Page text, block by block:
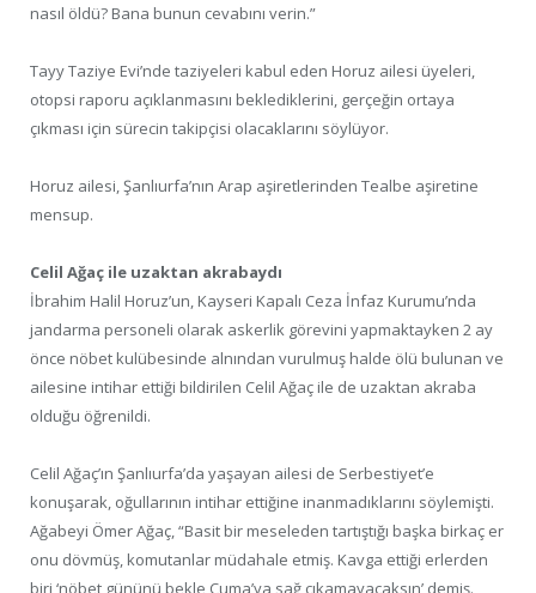
nasıl öldü? Bana bunun cevabını verin.”
Tayy Taziye Evi’nde taziyeleri kabul eden Horuz ailesi üyeleri,
otopsi raporu açıklanmasını beklediklerini, gerçeğin ortaya
çıkması için sürecin takipçisi olacaklarını söylüyor.
Horuz ailesi, Şanlıurfa’nın Arap aşiretlerinden Tealbe aşiretine
mensup.
Celil Ağaç ile uzaktan akrabaydı
İbrahim Halil Horuz’un, Kayseri Kapalı Ceza İnfaz Kurumu’nda
jandarma personeli olarak askerlik görevini yapmaktayken 2 ay
önce nöbet kulübesinde alnından vurulmuş halde ölü bulunan ve
ailesine intihar ettiği bildirilen Celil Ağaç ile de uzaktan akraba
olduğu öğrenildi.
Celil Ağaç’ın Şanlıurfa’da yaşayan ailesi de Serbestiyet’e
konuşarak, oğullarının intihar ettiğine inanmadıklarını söylemişti.
Ağabeyi Ömer Ağaç, “Basit bir meseleden tartıştığı başka birkaç er
onu dövmüş, komutanlar müdahale etmiş. Kavga ettiği erlerden
biri ‘nöbet gününü bekle Cuma’ya sağ çıkamayacaksın’ demiş.